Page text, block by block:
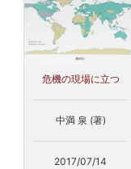
危機の現場に立つ
中満 泉 (著)
2017/07/14